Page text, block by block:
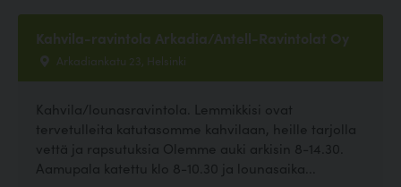
Kahvila-ravintola Arkadia/Antell-Ravintolat Oy
Arkadiankatu 23, Helsinki
Kahvila/lounasravintola. Lemmikkisi ovat
tervetulleita katutasomme kahvilaan, heille tarjolla
vettä ja rapsutuksia Olemme auki arkisin 8-14.30.
Aamupala katettu klo 8-10.30 ja lounasaika...